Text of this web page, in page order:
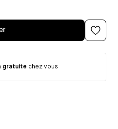
gratuite chez vous